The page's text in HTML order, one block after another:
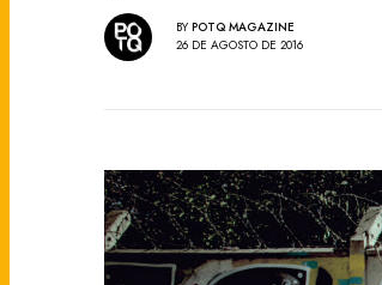
BY POTQ MAGAZINE
26 DE AGOSTO DE 2016